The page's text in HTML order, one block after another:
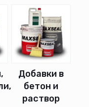
Добавки в
бетон и
раствор